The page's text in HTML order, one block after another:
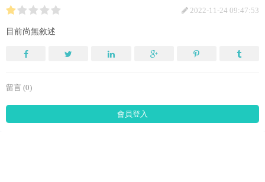
2022-11-24 09:47:53
目前尚無敘述
留言 (0)
會員登入